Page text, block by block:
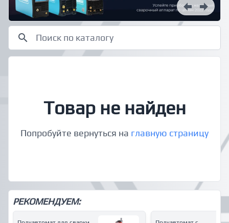
Товар не найден
Попробуйте вернуться на главную страницу
РЕКОМЕНДУЕМ: